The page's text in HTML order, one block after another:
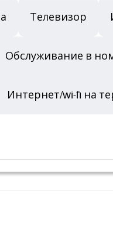
Телевизор
Обслуживание в
Интернет/wi-fi на